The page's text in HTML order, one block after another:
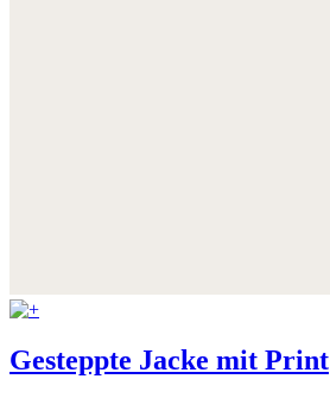
Gesteppte Jacke mit Print